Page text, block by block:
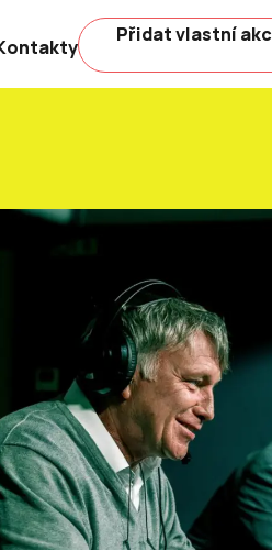
Přidat vlastní